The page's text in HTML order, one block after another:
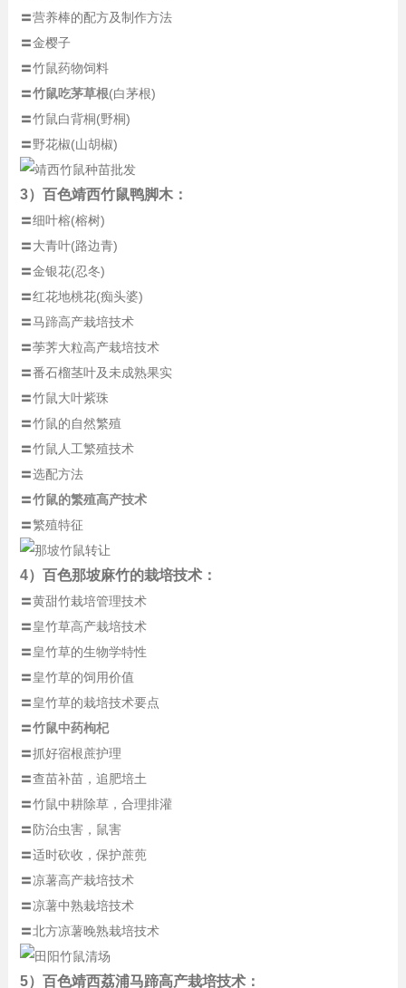
〓营养棒的配方及制作方法
〓金樱子
〓竹鼠药物饲料
〓竹鼠吃茅草根(白茅根)
〓竹鼠白背桐(野桐)
〓野花椒(山胡椒)
3）百色靖西竹鼠鸭脚木：
〓细叶榕(榕树)
〓大青叶(路边青)
〓金银花(忍冬)
〓红花地桃花(痴头婆)
〓马蹄高产栽培技术
〓荸荠大粒高产栽培技术
〓番石榴茎叶及未成熟果实
〓竹鼠大叶紫珠
〓竹鼠的自然繁殖
〓竹鼠人工繁殖技术
〓选配方法
〓竹鼠的繁殖高产技术
〓繁殖特征
4）百色那坡麻竹的栽培技术：
〓黄甜竹栽培管理技术
〓皇竹草高产栽培技术
〓皇竹草的生物学特性
〓皇竹草的饲用价值
〓皇竹草的栽培技术要点
〓竹鼠中药枸杞
〓抓好宿根蔗护理
〓查苗补苗，追肥培土
〓竹鼠中耕除草，合理排灌
〓防治虫害，鼠害
〓适时砍收，保护蔗蔸
〓凉薯高产栽培技术
〓凉薯中熟栽培技术
〓北方凉薯晚熟栽培技术
5）百色靖西荔浦马蹄高产栽培技术：